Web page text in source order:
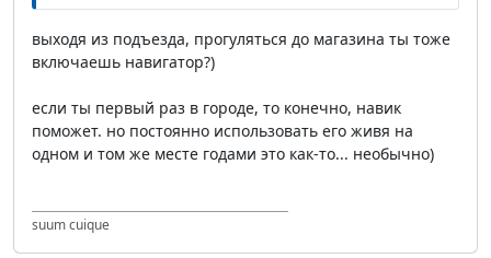
выходя из подъезда, прогуляться до магазина ты тоже
включаешь навигатор?)
если ты первый раз в городе, то конечно, навик
поможет. но постоянно использовать его живя на
одном и том же месте годами это как-то... необычно)
suum cuique